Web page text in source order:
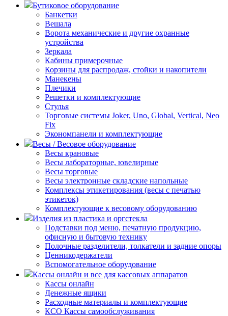
Бутиковое оборудование
Банкетки
Вешала
Ворота механические и другие охранные
устройства
Зеркала
Кабины примерочные
Корзины для распродаж, стойки и накопители
Манекены
Плечики
Решетки и комплектующие
Стулья
Торговые системы Joker, Uno, Global, Vertical, Neo
Fix
Экономпанели и комплектующие
Весы / Весовое оборудование
Весы крановые
Весы лабораторные, ювелирные
Весы торговые
Весы электронные складские напольные
Комплексы этикетирования (весы с печатью
этикеток)
Комплектующие к весовому оборудованию
Изделия из пластика и оргстекла
Подставки под меню, печатную продукцию,
офисную и бытовую технику
Полочные разделители, толкатели и задние опоры
Ценникодержатели
Вспомогательное оборудование
Кассы онлайн и все для кассовых аппаратов
Кассы онлайн
Денежные ящики
Расходные материалы и комплектующие
КСО Кассы самообслуживания